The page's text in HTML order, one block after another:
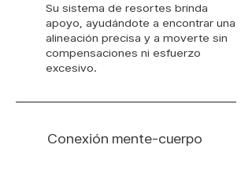
Su sistema de resortes brinda
apoyo, ayudándote a encontrar una
alineación precisa y a moverte sin
compensaciones ni esfuerzo
excesivo.
Conexión mente-cuerpo